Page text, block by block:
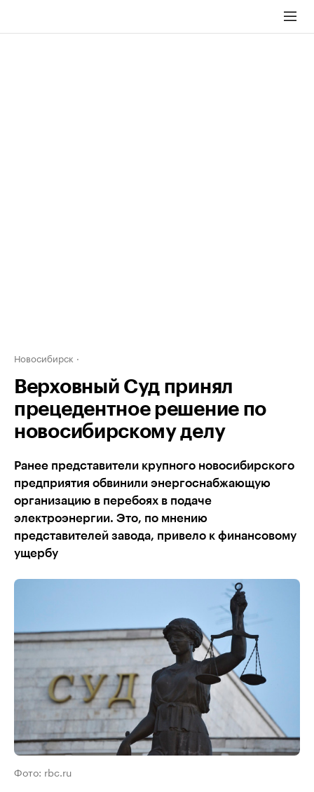
Новосибирск
Верховный Суд принял
прецедентное решение по
новосибирскому делу
Ранее представители крупного новосибирского
предприятия обвинили энергоснабжающую
организацию в перебоях в подаче
электроэнергии. Это, по мнению
представителей завода, привело к финансовому
ущербу
Фото: rbc.ru